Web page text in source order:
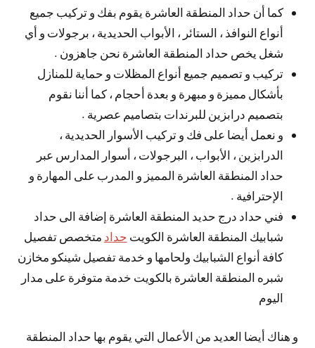
كما أن حداد المنطقة العاشرة يقوم بفك و تركيب جميع
أنواع النوافذ ، الستائر ، الأبواب الحديدية ، برجولات و أي
شغل يخص حداد المنطقة العاشرة نحن جاهزون .
تركيب و تصميم جميع أنواع المظلات و حماية للمنازل
بأشكال مميزة و مبهرة و بعدة أحجام ، كما أننا نقوم
بتصميم درابزين للبرندات بتصاميم عصرية .
و نعمل أيضا على فك و تركيب الأسوار الحديدية ،
الدرابزين ، الأبواب ، البرجولات ، أسوار المدارس عبر
حداد المنطقة العاشرة المميز و المدرب على المهارة و
الإحترافية .
فني حداد درج حديد المنطقة العاشرة إضافة الى حداد
شبابيك المنطقة العاشرة الكويت حداد متخصص تفصيل
كافة أنواع الشبابيك ولحامها و خدمة تفصيل شينكو مخازن
شبره المنطقة العاشرة بالكويت خدمة متوفرة على مدار
اليوم
و هناك أيضا العديد من الأعمال التي يقوم بها حداد المنطقة